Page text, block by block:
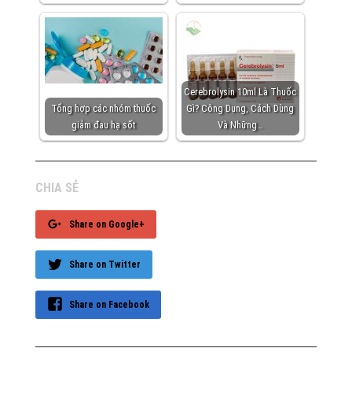
Tổng hợp các nhóm thuốc
giảm đau hạ sốt
Cerebrolysin 10ml Là Thuốc
Gì? Công Dụng, Cách Dùng
Và Những…
CHIA SẺ
Share on Google+
Share on Twitter
Share on Facebook